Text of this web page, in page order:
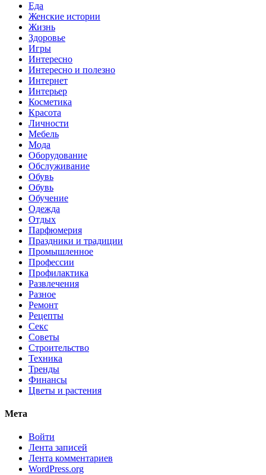
Еда
Женские истории
Жизнь
Здоровье
Игры
Интересно
Интересно и полезно
Интернет
Интерьер
Косметика
Красота
Личности
Мебель
Мода
Оборудование
Обслуживание
Обувь
Обувь
Обучение
Одежда
Отдых
Парфюмерия
Праздники и традиции
Промышленное
Профессии
Профилактика
Развлечения
Разное
Ремонт
Рецепты
Секс
Советы
Строительство
Техника
Тренды
Финансы
Цветы и растения
Мета
Войти
Лента записей
Лента комментариев
WordPress.org